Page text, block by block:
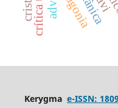
agonia
Kerygma e-ISSN: